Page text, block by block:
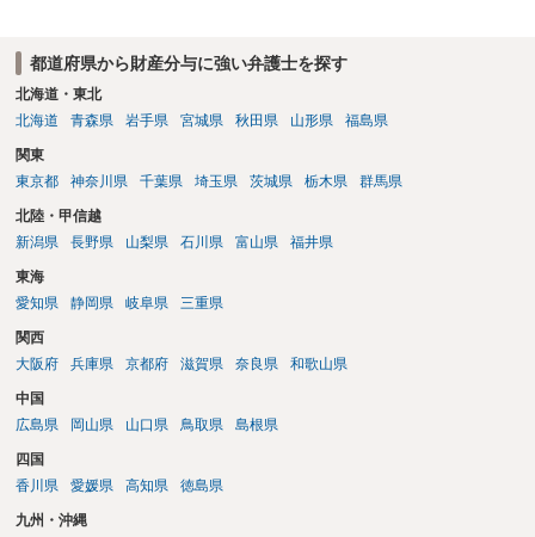
都道府県から財産分与に強い弁護士を探す
北海道・東北
北海道
青森県 岩手県 宮城県 秋田県 山形県 福島県
関東
東京都
神奈川県 千葉県 埼玉県 茨城県 栃木県 群馬県
北陸・甲信越
新潟県
長野県 山梨県 石川県 富山県 福井県
東海
愛知県
静岡県 岐阜県 三重県
関西
大阪府
兵庫県 京都府 滋賀県 奈良県 和歌山県
中国
広島県
岡山県 山口県 鳥取県 島根県
四国
香川県
愛媛県 高知県 徳島県
九州・沖縄